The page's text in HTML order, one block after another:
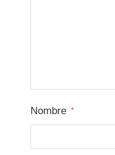
Nombre *